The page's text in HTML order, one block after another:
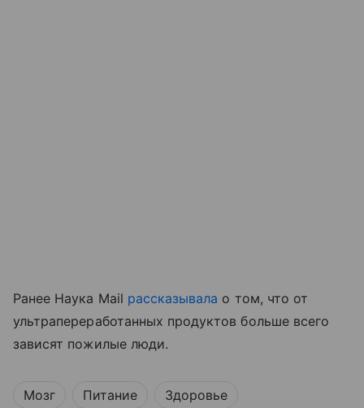
Ранее Наука Mail рассказывала о том, что от
ультрапереработанных продуктов больше всего
зависят пожилые люди.
Мозг Питание Здоровье